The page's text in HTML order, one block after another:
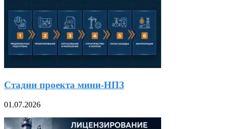
Стадии проекта мини-НПЗ
01.07.2026